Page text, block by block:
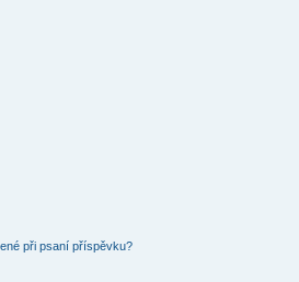
při psaní příspěvku?